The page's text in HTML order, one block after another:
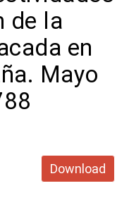
de la
en
Mayo
Download